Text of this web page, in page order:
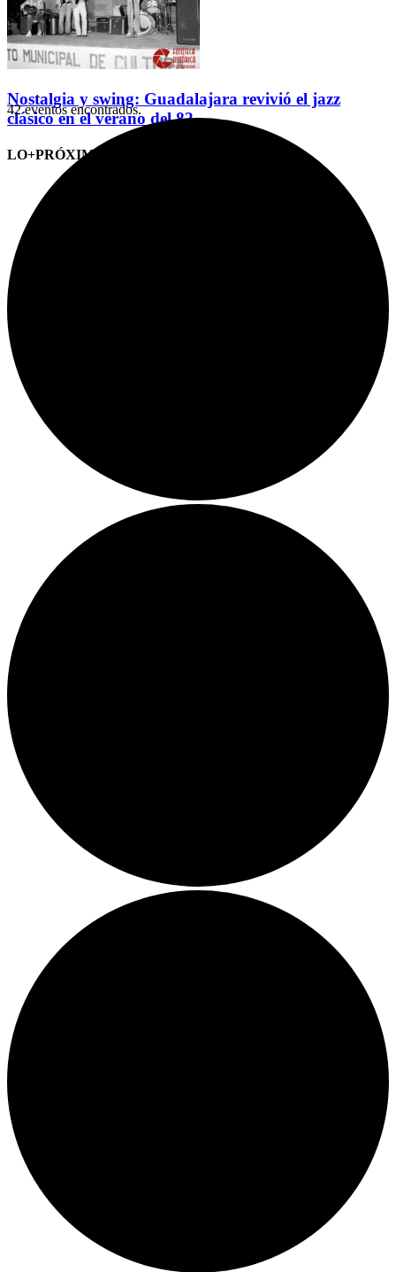
Nostalgia y swing: Guadalajara revivió el jazz
clásico en el verano del 82
LO+PRÓXIMO (CITAS)
42 eventos encontrados.